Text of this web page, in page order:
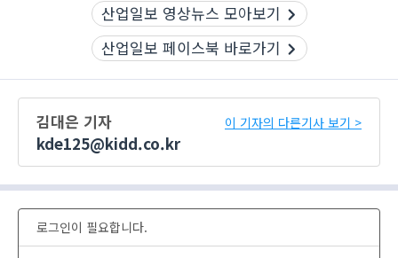
산업일보 영상뉴스 모아보기
산업일보 페이스북 바로가기
김대은 기자
kde125@kidd.co.kr
이 기자의 다른기사 보기 >
로그인이 필요합니다.